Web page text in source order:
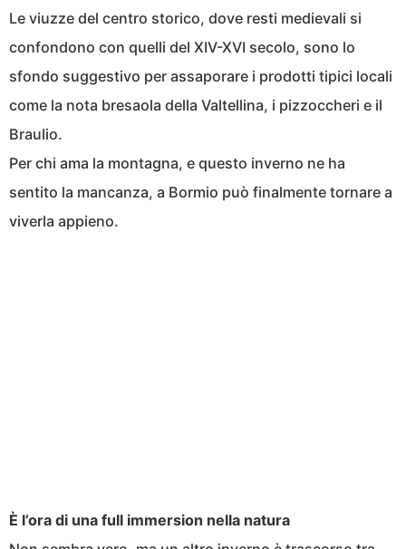
Le viuzze del centro storico, dove resti medievali si
confondono con quelli del XIV-XVI secolo, sono lo
sfondo suggestivo per assaporare i prodotti tipici locali
come la nota bresaola della Valtellina, i pizzoccheri e il
Braulio.
Per chi ama la montagna, e questo inverno ne ha
sentito la mancanza, a Bormio può finalmente tornare a
viverla appieno.
È l’ora di una full immersion nella natura